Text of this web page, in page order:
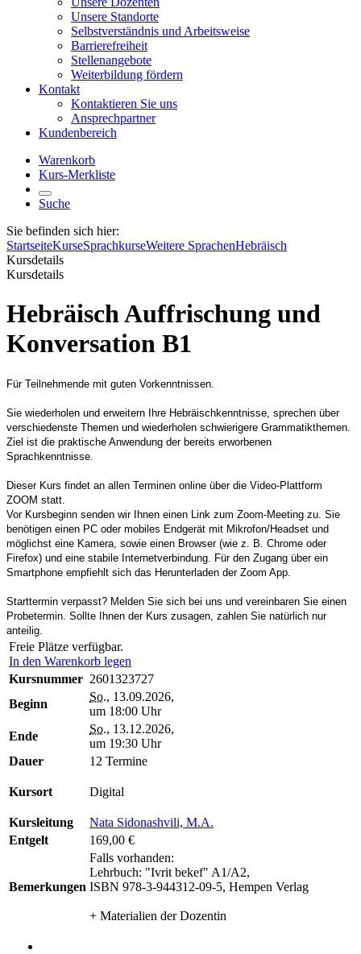
Unsere Standorte
Selbstverständnis und Arbeitsweise
Barrierefreiheit
Stellenangebote
Weiterbildung fördern
Kontakt
Kontaktieren Sie uns
Ansprechpartner
Kundenbereich
Warenkorb
Kurs-Merkliste
Suche
Sie befinden sich hier:
StartseiteKurseSprachkurseWeitere SprachenHebräisch
Kursdetails
Kursdetails
Hebräisch Auffrischung und
Konversation B1
Für Teilnehmende mit guten Vorkenntnissen.
Sie wiederholen und erweitern Ihre Hebräischkenntnisse, sprechen über
verschiedenste Themen und wiederholen schwierigere Grammatikthemen.
Ziel ist die praktische Anwendung der bereits erworbenen
Sprachkenntnisse.
Dieser Kurs findet an allen Terminen online über die Video-Plattform
ZOOM statt.
Vor Kursbeginn senden wir Ihnen einen Link zum Zoom-Meeting zu. Sie
benötigen einen PC oder mobiles Endgerät mit Mikrofon/Headset und
möglichst eine Kamera, sowie einen Browser (wie z. B. Chrome oder
Firefox) und eine stabile Internetverbindung. Für den Zugang über ein
Smartphone empfiehlt sich das Herunterladen der Zoom App.
Starttermin verpasst? Melden Sie sich bei uns und vereinbaren Sie einen
Probetermin. Sollte Ihnen der Kurs zusagen, zahlen Sie natürlich nur
anteilig.
Freie Plätze verfügbar.
In den Warenkorb legen
Kursnummer 2601323727
Beginn
So., 13.09.2026,
um 18:00 Uhr
Ende
So., 13.12.2026,
um 19:30 Uhr
Dauer
12 Termine
Kursort Digital
Kursleitung
Nata Sidonashvili, M.A.
Entgelt
169,00 €
Bemerkungen
Falls vorhanden:
Lehrbuch: "Ivrit bekef" A1/A2,
ISBN 978-3-944312-09-5, Hempen Verlag
+ Materialien der Dozentin